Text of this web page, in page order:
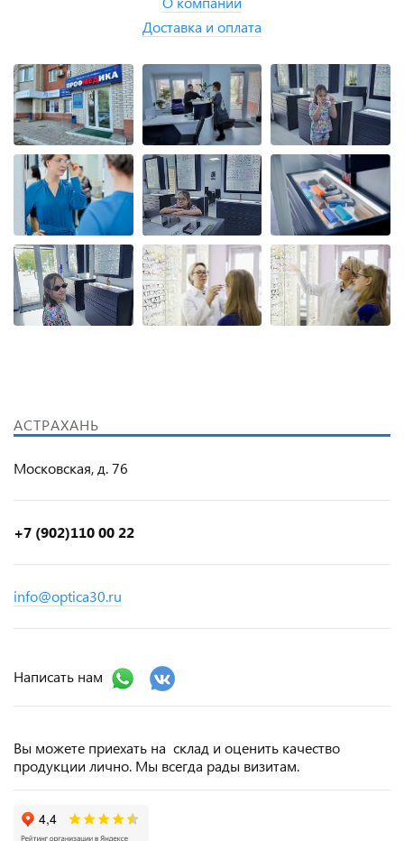
Доставка и оплата
АСТРАХАНЬ
Московская, д. 76
+7 (902)110 00 22
info@optica30.ru
Написать нам
Вы можете приехать на склад и оценить качество
продукции лично. Мы всегда рады визитам.